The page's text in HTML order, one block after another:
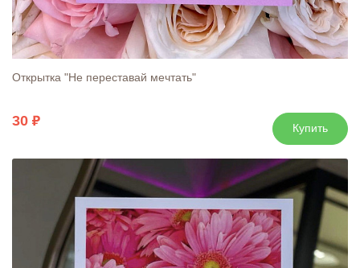
Открытка "Не переставай мечтать"
30 Купить